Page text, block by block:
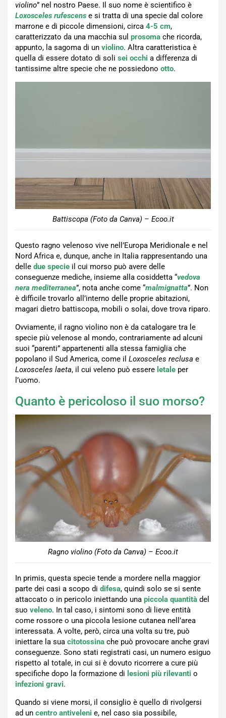
violino” nel nostro Paese. Il suo nome è scientifico è
Loxosceles rufescens e si tratta di una specie dal colore
marrone e di piccole dimensioni, circa 4-5 cm,
caratterizzato da una macchia sul prosoma che ricorda,
appunto, la sagoma di un violino. Altra caratteristica è
quella di essere dotato di soli sei occhi a differenza di
tantissime altre specie che ne possiedono otto.
Battiscopa (Foto da Canva) – Ecoo.it
Questo ragno velenoso vive nell’Europa Meridionale e nel
Nord Africa e, dunque, anche in Italia rappresentando una
delle due specie il cui morso può avere delle
conseguenze mediche, insieme alla cosiddetta “vedova
nera mediterranea”, nota anche come “malmignatta”. Non
è difficile trovarlo all’interno delle proprie abitazioni,
magari dietro battiscopa, mobili o solai, dove trova riparo.
Ovviamente, il ragno violino non è da catalogare tra le
specie più velenose al mondo, contrariamente ad alcuni
suoi “parenti” appartenenti alla stessa famiglia che
popolano il Sud America, come il Loxosceles reclusa e
Loxosceles laeta, il cui veleno può essere letale per
l’uomo.
Quanto è pericoloso il suo morso?
Ragno violino (Foto da Canva) – Ecoo.it
In primis, questa specie tende a mordere nella maggior
parte dei casi a scopo di difesa, quindi solo se si sente
attaccato o in pericolo iniettando una piccola quantità del
suo veleno. In tal caso, i sintomi sono di lieve entità
come rossore o una piccola lesione cutanea nell’area
interessata. A volte, però, circa una volta su tre, può
iniettare la sua citotossina che può provocare anche gravi
conseguenze. Sono stati registrati casi, un numero esiguo
rispetto al totale, in cui si è dovuto ricorrere a cure più
specifiche dopo la formazione di lesioni più rilevanti o
infezioni gravi.
Quando si viene morsi, il consiglio è quello di rivolgersi
ad un centro antiveleni e, nel caso sia possibile,